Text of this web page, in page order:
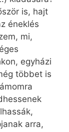
is, hajt
éneklés
mi,
egyházi
többet is
arra,